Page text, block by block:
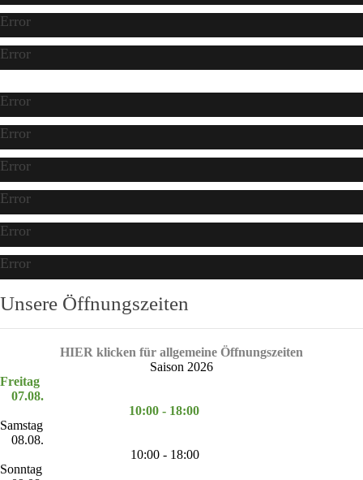
Error
Error
Error
Error
Error
Error
Error
Error
Unsere Öffnungszeiten
HIER klicken für allgemeine Öffnungszeiten
Saison 2026
Freitag
07.08.
10:00 - 18:00
Samstag
08.08.
10:00 - 18:00
Sonntag